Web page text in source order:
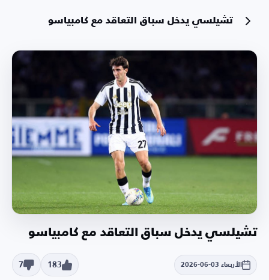
تشيلسي يدخل سباق التعاقد مع كامبياسو
تشيلسي يدخل سباق التعاقد مع كامبياسو
الأربعاء 03-06-2026 183
7